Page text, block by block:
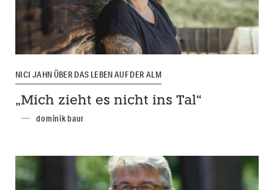
NICI JAHN ÜBER DAS LEBEN AUF DER ALM
„Mich zieht es nicht ins Tal“
dominik baur